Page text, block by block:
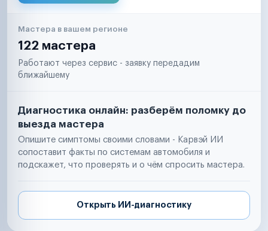
Мастера в вашем регионе
122 мастера
Работают через сервис - заявку передадим
ближайшему
Диагностика онлайн: разберём поломку до
выезда мастера
Опишите симптомы своими словами - Карвэй ИИ
сопоставит факты по системам автомобиля и
подскажет, что проверять и о чём спросить мастера.
Открыть ИИ-диагностику